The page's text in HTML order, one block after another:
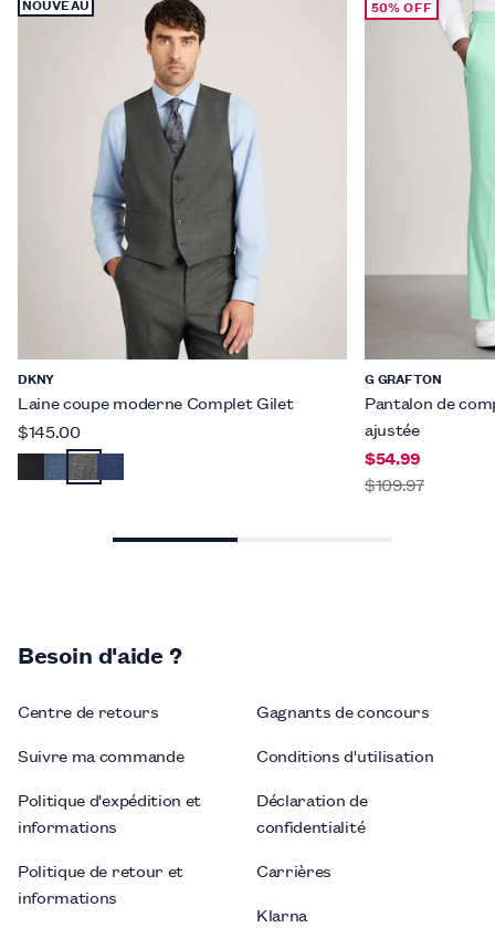
DKNY
Laine coupe moderne Complet Gilet
$145.00
50% OFF
G GRAFTON
Pantalon de
ajustée
$54.99
$109.97
Besoin d'aide ?
Centre de retours
Suivre ma commande
Politique d'expédition et
informations
Politique de retour et
informations
Gagnants de concours
Conditions d'utilisation
Déclaration de
confidentialité
Carrières
Klarna